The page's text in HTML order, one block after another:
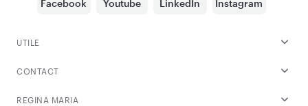
Facebook Youtube LinkedIn Instagram
UTILE
CONTACT
REGINA MARIA